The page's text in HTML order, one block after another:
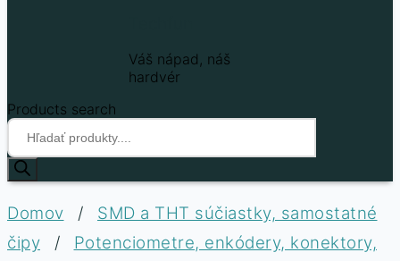
Váš nápad, náš
hardvér
Products search
Domov /
SMD a THT súčiastky, samostatné
čipy
/
Potenciometre, enkódery, konektory,